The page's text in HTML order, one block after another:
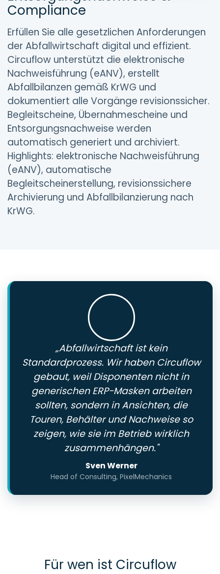
Compliance
Erfüllen Sie alle gesetzlichen Anforderungen
der Abfallwirtschaft digital und effizient.
Circuflow unterstützt die elektronische
Nachweisführung (eANV), erstellt
Abfallbilanzen gemäß KrWG und
dokumentiert alle Vorgänge revisionssicher.
Begleitscheine, Übernahmescheine und
Entsorgungsnachweise werden
automatisch generiert und archiviert.
Highlights: elektronische Nachweisführung
(eANV), automatische
Begleitscheinerstellung, revisionssichere
Archivierung und Abfallbilanzierung nach
KrWG.
„Abfallwirtschaft ist kein
Standardprozess. Wir haben Circuflow
gebaut, weil Disponenten nicht in
generischen ERP-Masken arbeiten
sollten, sondern in Ansichten, die
Touren, Behälter und Nachweise so
zeigen, wie sie im Betrieb wirklich
zusammenhängen."
Sven Werner
Head of Consulting, PixelMechanics
Für wen ist Circuflow